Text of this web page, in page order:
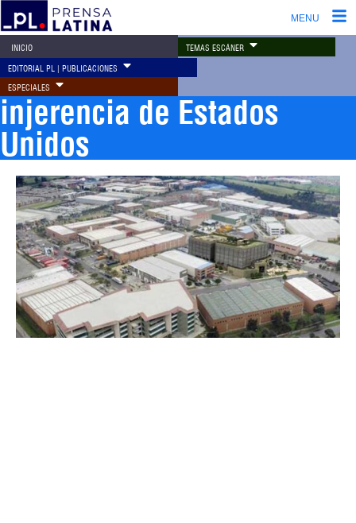
MENU
INICIO TEMAS ESCÁNER
EDITORIAL PL | PUBLICACIONES
ESPECIALES
injerencia de Estados
Unidos